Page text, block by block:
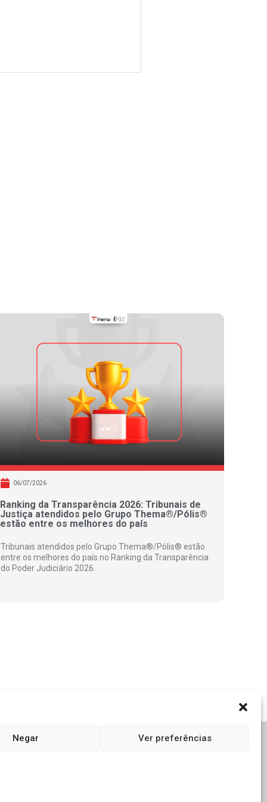
Negar Ver preferências
06/07/2026
Ranking da Transparência 2026: Tribunais de
Justiça atendidos pelo Grupo Thema®/Pólis®
estão entre os melhores do país
Tribunais atendidos pelo Grupo Thema®/Pólis® estão
entre os melhores do país no Ranking da Transparência
do Poder Judiciário 2026.